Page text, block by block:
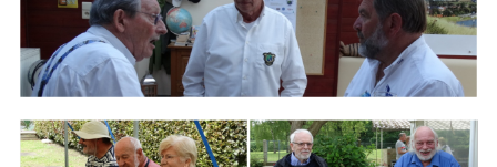
Branding
ARMCHAIR